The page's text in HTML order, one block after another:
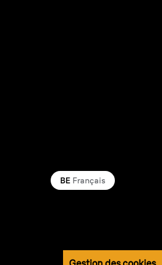
BE Français